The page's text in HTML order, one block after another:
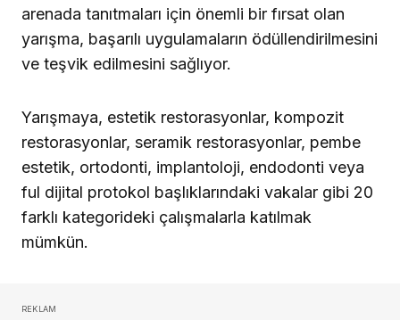
arenada tanıtmaları için önemli bir fırsat olan
yarışma, başarılı uygulamaların ödüllendirilmesini
ve teşvik edilmesini sağlıyor.
Yarışmaya, estetik restorasyonlar, kompozit
restorasyonlar, seramik restorasyonlar, pembe
estetik, ortodonti, implantoloji, endodonti veya
ful dijital protokol başlıklarındaki vakalar gibi 20
farklı kategorideki çalışmalarla katılmak
mümkün.
REKLAM